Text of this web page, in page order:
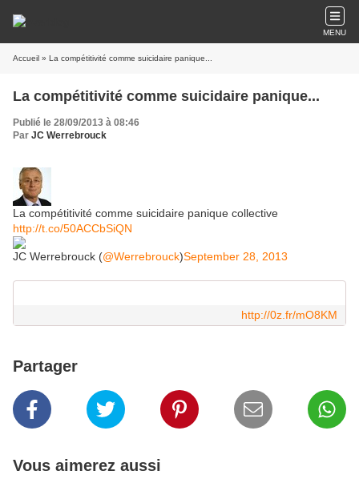
MENU
Accueil » La compétitivité comme suicidaire panique...
La compétitivité comme suicidaire panique...
Publié le 28/09/2013 à 08:46
Par JC Werrebrouck
La compétitivité comme suicidaire panique collective
http://t.co/50ACCbSiQN
JC Werrebrouck (@Werrebrouck)September 28, 2013
http://0z.fr/mO8KM
Partager
Vous aimerez aussi